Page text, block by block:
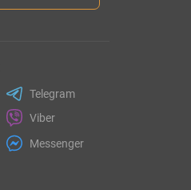
Telegram
Viber
Messenger